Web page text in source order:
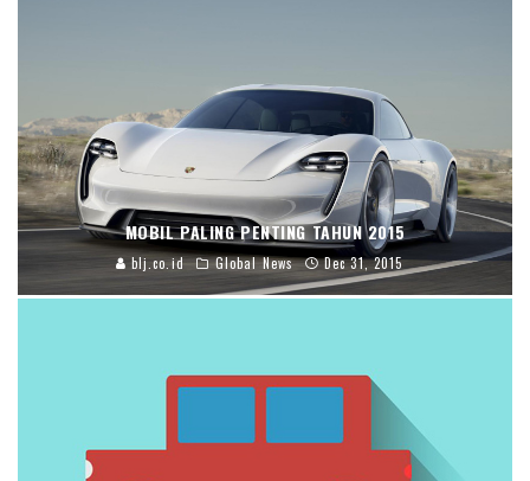
MOBIL PALING PENTING TAHUN 2015
blj.co.id Global News Dec 31, 2015